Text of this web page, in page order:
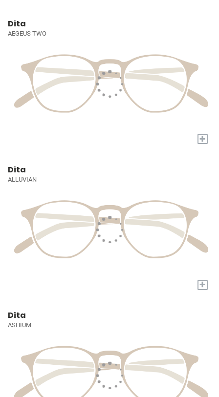
Dita
AEGEUS TWO
+
Dita
ALLUVIAN
+
Dita
ASHIUM